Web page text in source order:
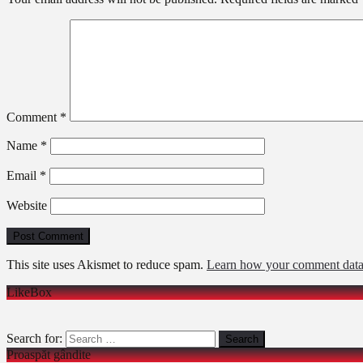
Comment *
Name *
Email *
Website
This site uses Akismet to reduce spam. Learn how your comment
LikeBox
Search for:
Proaspăt gândite